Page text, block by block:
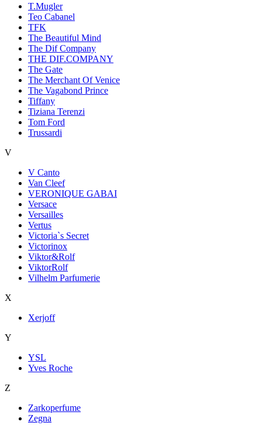
T.Mugler
Teo Cabanel
TFK
The Beautiful Mind
The Dif Company
THE DIF.COMPANY
The Gate
The Merchant Of Venice
The Vagabond Prince
Tiffany
Tiziana Terenzi
Tom Ford
Trussardi
V
V Canto
Van Cleef
VERONIQUE GABAI
Versace
Versailles
Vertus
Victoria`s Secret
Victorinox
Viktor&Rolf
ViktorRolf
Vilhelm Parfumerie
X
Xerjoff
Y
YSL
Yves Roche
Z
Zarkoperfume
Zegna